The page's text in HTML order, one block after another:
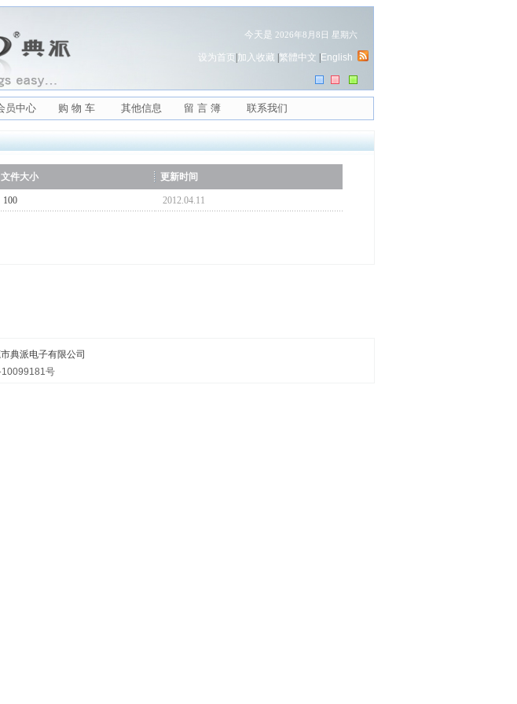
今天是 2026年8月8日 星期六
设为首页 加入收藏 繁體中文 English
员中心 购 物 车 其他信息 留 言 簿 联系我们
文件大小 更新时间
100 2012.04.11
典派电子有限公司
10099181号